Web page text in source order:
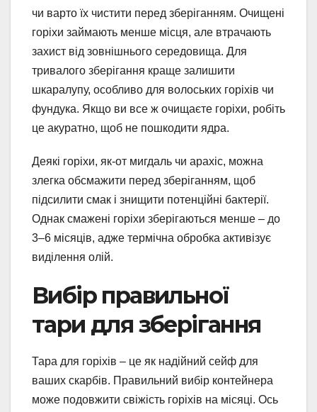
чи варто їх чистити перед зберіганням. Очищені
горіхи займають менше місця, але втрачають
захист від зовнішнього середовища. Для
тривалого зберігання краще залишити
шкаралупу, особливо для волоських горіхів чи
фундука. Якщо ви все ж очищаєте горіхи, робіть
це акуратно, щоб не пошкодити ядра.
Деякі горіхи, як-от мигдаль чи арахіс, можна
злегка обсмажити перед зберіганням, щоб
підсилити смак і знищити потенційні бактерії.
Однак смажені горіхи зберігаються менше – до
3–6 місяців, адже термічна обробка активізує
виділення олій.
Вибір правильної
тари для зберігання
Тара для горіхів – це як надійний сейф для
ваших скарбів. Правильний вибір контейнера
може подовжити свіжість горіхів на місяці. Ось